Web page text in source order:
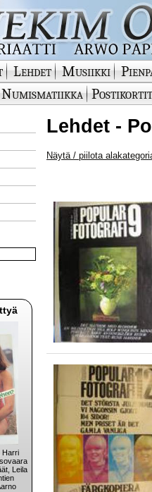
Lehdet Musiikki
Numismatiikka
Harri
Leila
Lehdet -
Näytä / piilota